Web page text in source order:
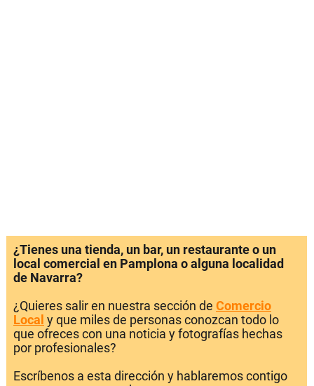
¿Tienes una tienda, un bar, un restaurante o un
local comercial en Pamplona o alguna localidad
de Navarra?
¿Quieres salir en nuestra sección de Comercio
Local y que miles de personas conozcan todo lo
que ofreces con una noticia y fotografías hechas
por profesionales?
Escríbenos a esta dirección y hablaremos contigo